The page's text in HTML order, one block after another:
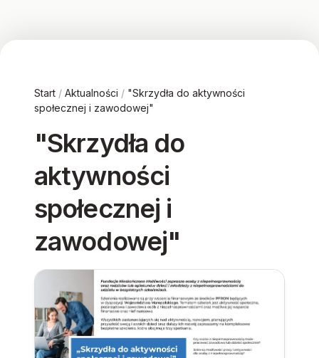
Start / Aktualności / "Skrzydła do aktywności
społecznej i zawodowej"
"Skrzydła do
aktywności
społecznej i
zawodowej"